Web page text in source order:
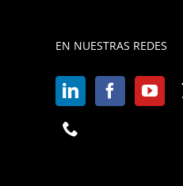
EN NUESTRAS REDES